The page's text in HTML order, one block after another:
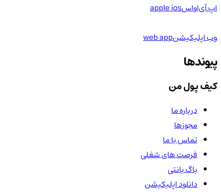
اپ آی‌او‌اسapple ios
وب اپلیکیشنweb app
پیوندها
کیف پول من
درباره ما
مجوزها
تماس با ما
فرصت های شغلی
باگ بانتی
دانلود اپلیکیشن